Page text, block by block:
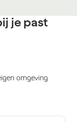
je past
omgeving